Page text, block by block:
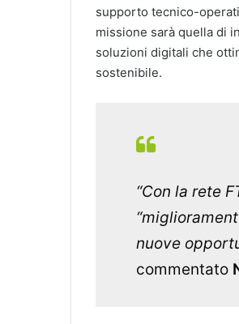
supporto tecnico-
missione sarà quella di
soluzioni digitali che
sostenibile.
“Con la rete
nuove
commentato